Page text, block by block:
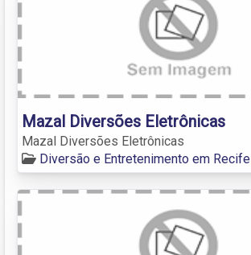
Mazal Diversões Eletrônicas
Mazal Diversões Eletrônicas
Diversão e Entretenimento em Recife